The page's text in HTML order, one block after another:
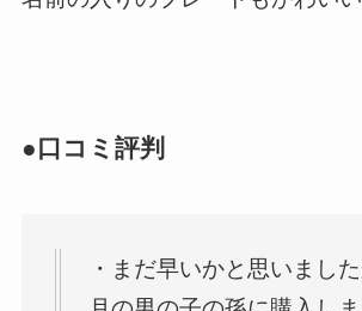
●口コミ評判
・まだ早いかと思いまし